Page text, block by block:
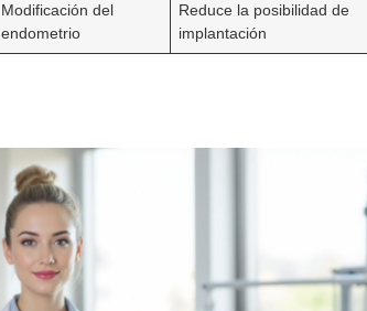
Modificación del
endometrio
Reduce la posibilidad de
implantación